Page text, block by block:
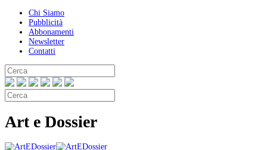
Chi Siamo
Pubblicità
Abbonamenti
Newsletter
Contatti
Art e Dossier